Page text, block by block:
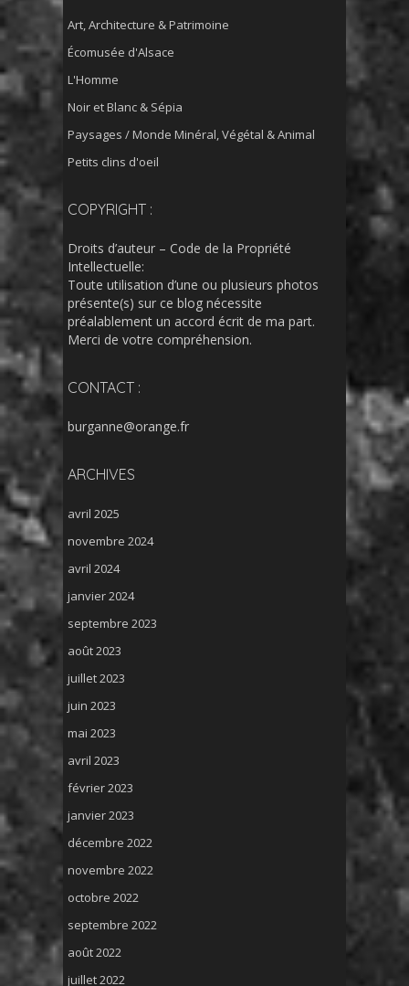
Art, Architecture & Patrimoine
Écomusée d'Alsace
L'Homme
Noir et Blanc & Sépia
Paysages / Monde Minéral, Végétal & Animal
Petits clins d'oeil
COPYRIGHT :
Droits d’auteur – Code de la Propriété
Intellectuelle:
Toute utilisation d’une ou plusieurs photos
présente(s) sur ce blog nécessite
préalablement un accord écrit de ma part.
Merci de votre compréhension.
CONTACT :
burganne@orange.fr
ARCHIVES
avril 2025
novembre 2024
avril 2024
janvier 2024
septembre 2023
août 2023
juillet 2023
juin 2023
mai 2023
avril 2023
février 2023
janvier 2023
décembre 2022
novembre 2022
octobre 2022
septembre 2022
août 2022
juillet 2022